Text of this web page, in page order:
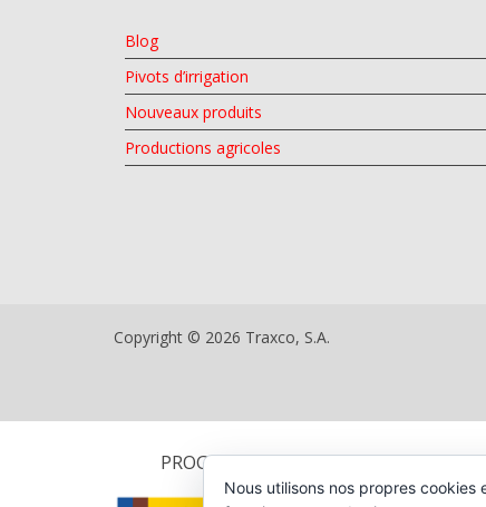
Blog
Pivots d’irrigation
Nouveaux produits
Productions agricoles
Copyright © 2026 Traxco, S.A.
Nous utilisons nos propres
PROGRAMA DE KIT DIGITAL CO-